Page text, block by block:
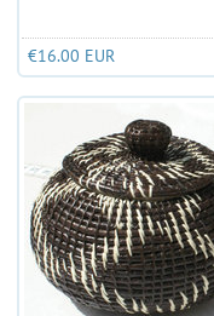
€16.00 EUR